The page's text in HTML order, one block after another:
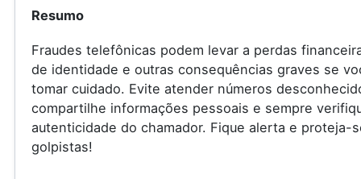
Resumo
Fraudes telefônicas podem levar a perdas
de identidade e outras consequências graves se
tomar cuidado. Evite atender números
compartilhe informações pessoais e sempre
autenticidade do chamador. Fique alerta e proteja-
golpistas!